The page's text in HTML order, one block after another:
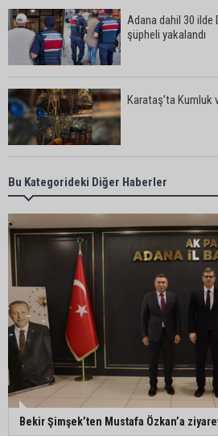
Adana dahil 30 ilde
şüpheli yakalandı
Karataş’ta Kumluk
Bekir Şimşek’ten
Ceyhan’da asfalt
Ceyhan’da açık
5. Yunusoğlu Futbol
Bu Kategorideki Diğer Haberler
Bekir Şimşek’ten Mustafa Özkan’a